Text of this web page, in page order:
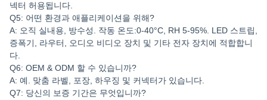
넥터 허용됩니다.
Q5: 어떤 환경과 애플리케이션을 위해?
A: 오직 실내용, 방수성. 작동 온도:0-40°C, RH 5-95%. LED 스트립,
증폭기, 라우터, 오디오 비디오 장치 및 기타 전자 장치에 적합합니
다.
Q6: OEM & ODM 할 수 있습니까?
A: 예. 맞춤 라벨, 포장, 하우징 및 커넥터가 있습니다.
Q7: 당신의 보증 기간은 무엇입니까?